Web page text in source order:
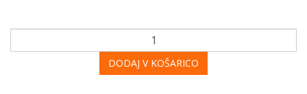
DODAJ V KOŠARICO